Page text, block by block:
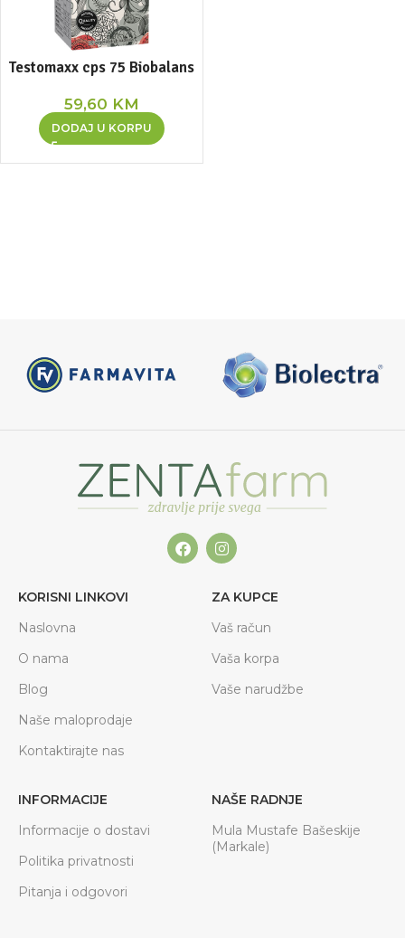
Testomaxx cps 75 Biobalans
59,60 KM
DODAJ U KORPU
KORISNI LINKOVI
Naslovna
O nama
Blog
Naše maloprodaje
Kontaktirajte nas
ZA KUPCE
Vaš račun
Vaša korpa
Vaše narudžbe
INFORMACIJE
Informacije o dostavi
Politika privatnosti
Pitanja i odgovori
NAŠE RADNJE
Mula Mustafe Bašeskije
(Markale)